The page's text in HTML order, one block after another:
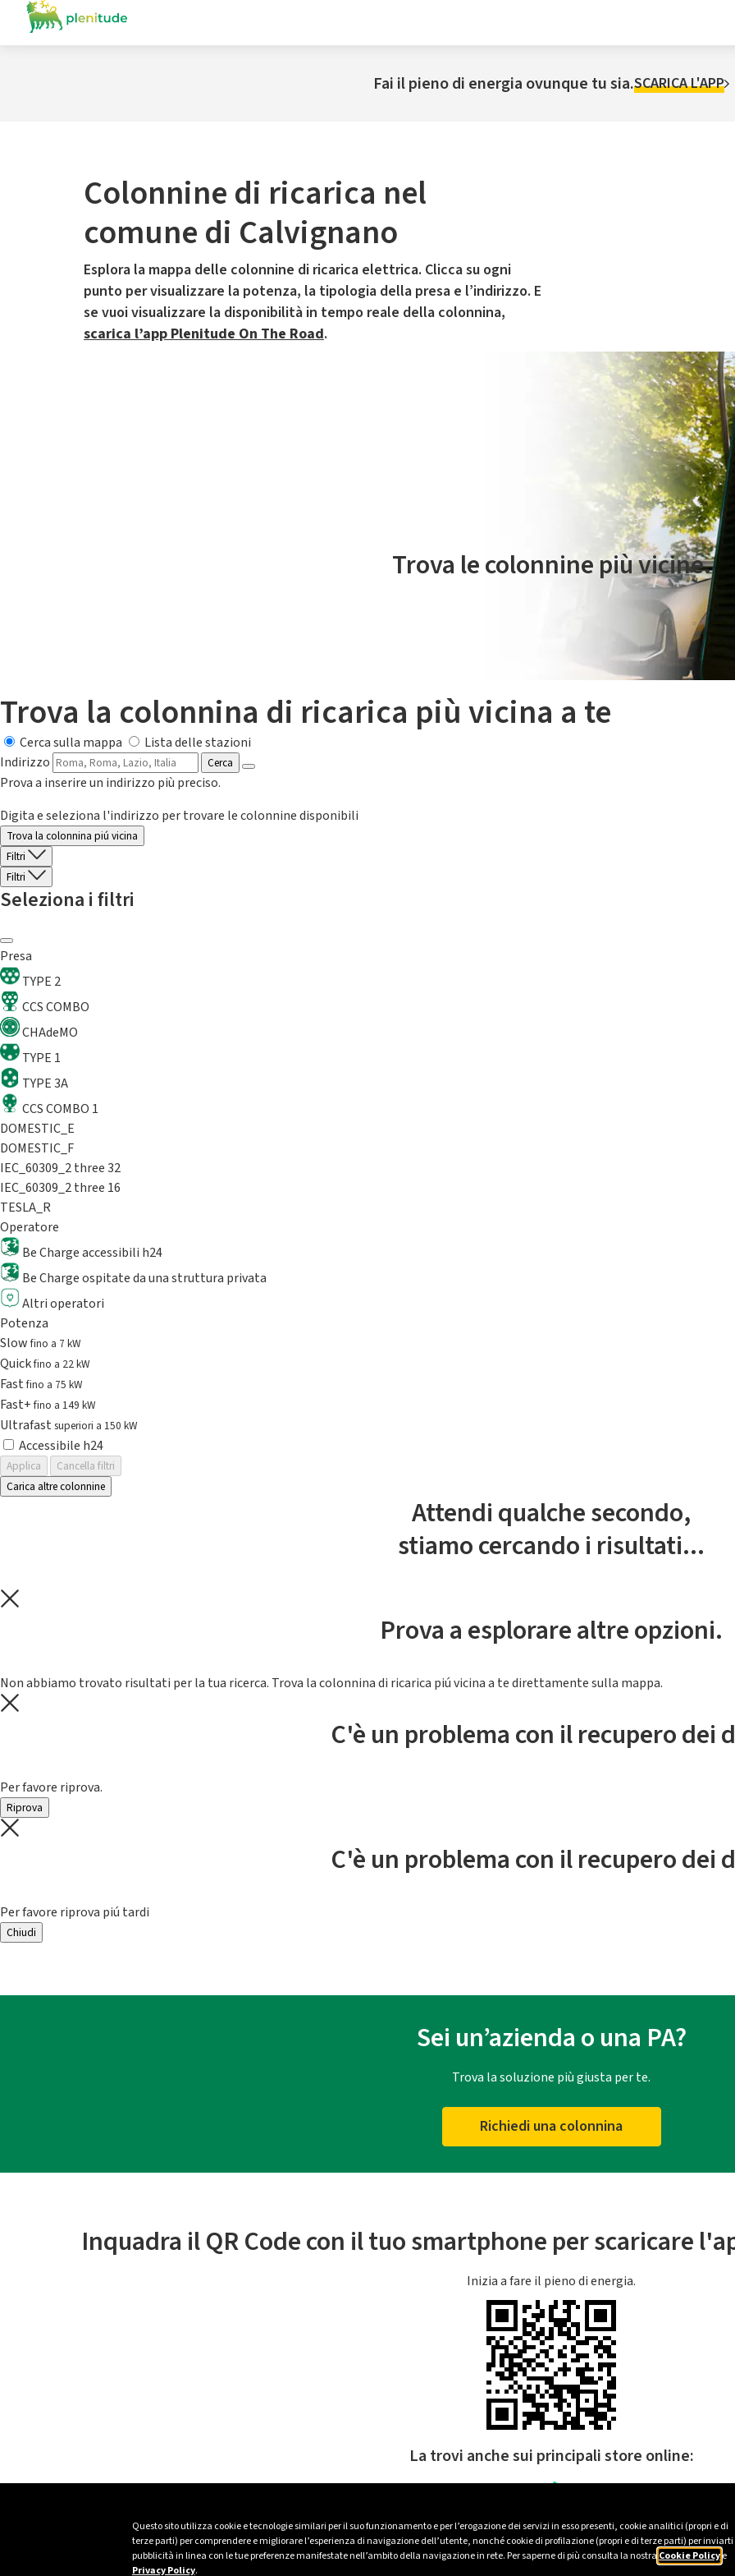
Questo sito utilizza cookie e tecnologie similari per il suo funzionamento e per l’erogazione dei servizi in esso presenti, cookie analitici (propri e di
terze parti) per comprendere e migliorare l’esperienza di navigazione dell’utente, nonché cookie di profilazione (propri e di terze parti) per inviarti
pubblicità in linea con le tue preferenze manifestate nell’ambito della navigazione in rete. Per saperne di più consulta la nostra Cookie Policye
Privacy Policy.
Fai il pieno di energia ovunque tu sia.SCARICA L'APP
Colonnine di ricarica nel
comune di Calvignano
Esplora la mappa delle colonnine di ricarica elettrica. Clicca su ogni
punto per visualizzare la potenza, la tipologia della presa e l’indirizzo. E
se vuoi visualizzare la disponibilità in tempo reale della colonnina,
scarica l’app Plenitude On The Road.
Il servizio di mobilità elettrica è gestito da Plenitude On The Road
Trova le colonnine più vicine.
Trova la colonnina di ricarica più vicina a te
Cerca sulla mappa
Lista delle stazioni
Indirizzo
Cerca
Prova a inserire un indirizzo più preciso.
Digita e seleziona l'indirizzo per trovare le colonnine disponibili
Trova la colonnina piú vicina
Filtri
Filtri
Seleziona i filtri
Presa
TYPE 2
CCS COMBO
CHAdeMO
TYPE 1
TYPE 3A
CCS COMBO 1
DOMESTIC_E
DOMESTIC_F
IEC_60309_2 three 32
IEC_60309_2 three 16
TESLA_R
Operatore
Be Charge accessibili h24
Be Charge ospitate da una struttura privata
Altri operatori
Potenza
Slowfino a 7 kW
Quickfino a 22 kW
Fastfino a 75 kW
Fast+fino a 149 kW
Ultrafast superiori a 150 kW
Accessibile h24
Applica
Cancella filtri
Carica altre colonnine
Attendi qualche secondo,
stiamo cercando i risultati...
Prova a esplorare altre opzioni.
Non abbiamo trovato risultati per la tua ricerca. Trova la colonnina di ricarica piú vicina a te direttamente sulla mappa.
C'è un problema con il recupero dei
Per favore riprova.
Riprova
C'è un problema con il recupero dei
Per favore riprova piú tardi
Chiudi
Sei un’azienda o una PA?
Trova la soluzione più giusta per te.
Richiedi una colonnina
Inquadra il QR Code con il tuo smartphone per scaricare
Inizia a fare il pieno di energia.
La trovi anche sui principali store online: